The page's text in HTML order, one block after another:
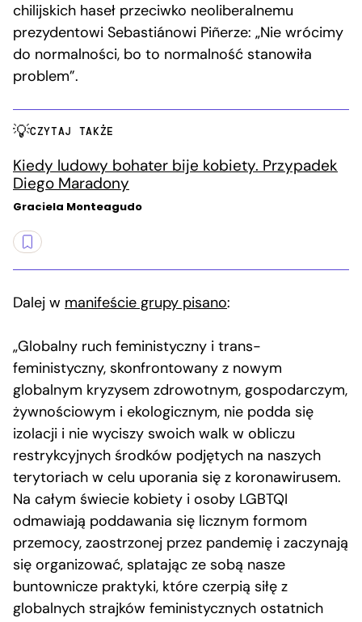
chilijskich haseł przeciwko neoliberalnemu
prezydentowi Sebastiánowi Piñerze: „Nie wrócimy
do normalności, bo to normalność stanowiła
problem”.
CZYTAJ TAKŻE
Kiedy ludowy bohater bije kobiety. Przypadek
Diego Maradony
Graciela Monteagudo
Dalej w manifeście grupy pisano:
„Globalny ruch feministyczny i trans-
feministyczny, skonfrontowany z nowym
globalnym kryzysem zdrowotnym, gospodarczym,
żywnościowym i ekologicznym, nie podda się
izolacji i nie wyciszy swoich walk w obliczu
restrykcyjnych środków podjętych na naszych
terytoriach w celu uporania się z koronawirusem.
Na całym świecie kobiety i osoby LGBTQI
odmawiają poddawania się licznym formom
przemocy, zaostrzonej przez pandemię i zaczynają
się organizować, splatając ze sobą nasze
buntownicze praktyki, które czerpią siłę z
globalnych strajków feministycznych ostatnich